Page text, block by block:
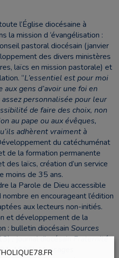
l’Église diocésaine à
la mission d ‘évangélisation :
pastoral diocésain (janvier
des divers ministères
laïcs en mission pastorale) et
“L’essentiel est pour moi
gens d’avoir une foi en
personnalisée pour leur
de faire des choix, non
au pape ou aux évêques,
adhèrent vraiment à
du catéchuménat
de la formation permanente
des laïcs, création d’un service
moins de 35 ans.
la Parole de Dieu accessible
en encourageant l’édition
aux lecteurs non-initiés.
et développement de la
: bulletin diocésain Sources
;journal diocésainFraternité
1996),Messages